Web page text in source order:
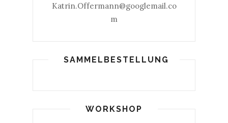
Katrin.Offermann@googlemail.co
m
SAMMELBESTELLUNG
WORKSHOP